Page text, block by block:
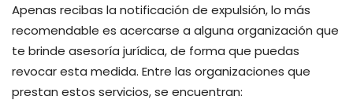
Apenas recibas la notificación de expulsión, lo más
recomendable es acercarse a alguna organización que
te brinde asesoría jurídica, de forma que puedas
revocar esta medida. Entre las organizaciones que
prestan estos servicios, se encuentran: